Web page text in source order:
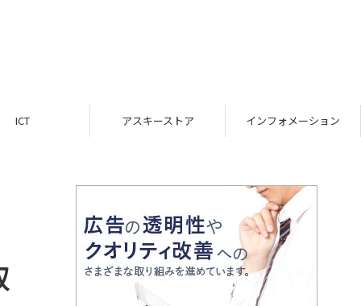
ICT アスキーストア インフォメーション